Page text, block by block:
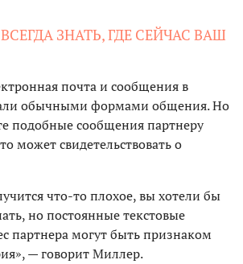
ЗНАТЬ, ГДЕ СЕЙЧАС ВАШ
почта и сообщения в
обычными формами общения. Но
подобные сообщения партнеру
может свидетельствовать о
что-то плохое, вы хотели бы
но постоянные текстовые
партнера могут быть признаком
— говорит Миллер.